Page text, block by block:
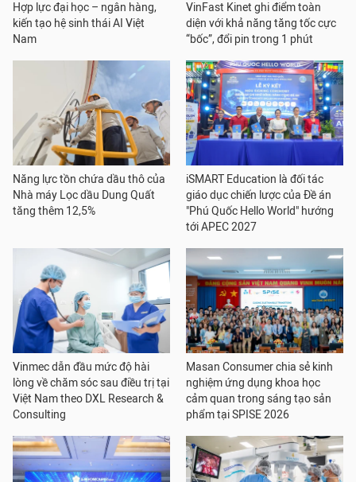
Hợp lực đại học – ngân hàng,
kiến tạo hệ sinh thái AI Việt
Nam
VinFast Kinet ghi điểm toàn
diện với khả năng tăng tốc cực
“bốc”, đổi pin trong 1 phút
Năng lực tồn chứa dầu thô của
Nhà máy Lọc dầu Dung Quất
tăng thêm 12,5%
iSMART Education là đối tác
giáo dục chiến lược của Đề án
"Phú Quốc Hello World" hướng
tới APEC 2027
Vinmec dẫn đầu mức độ hài
lòng về chăm sóc sau điều trị tại
Việt Nam theo DXL Research &
Consulting
Masan Consumer chia sẻ kinh
nghiệm ứng dụng khoa học
cảm quan trong sáng tạo sản
phẩm tại SPISE 2026